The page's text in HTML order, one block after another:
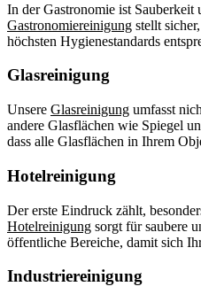
In der Gastronomie ist Sauberkeit
Gastronomiereinigung stellt
höchsten Hygienestandards
Glasreinigung
Unsere Glasreinigung umfasst
andere Glasflächen wie Spiegel
dass alle Glasflächen in Ihrem
Hotelreinigung
Der erste Eindruck zählt,
Hotelreinigung sorgt für saubere
öffentliche Bereiche, damit sich
Industriereinigung